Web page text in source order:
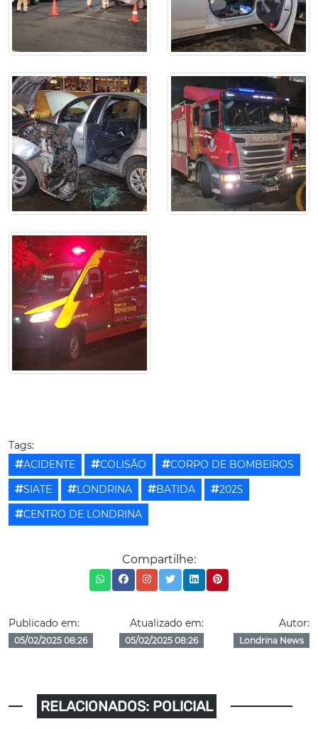
Tags:
ACIDENTE
COLISÃO
CORPO DE BOMBEIROS
SIATE
LONDRINA BATIDA
2025
CENTRO DE LONDRINA
Compartilhe:
Publicado em:
05/02/2025 08:26
Atualizado em:
05/02/2025 08:26
Autor:
Londrina News
RELACIONADOS: POLICIAL